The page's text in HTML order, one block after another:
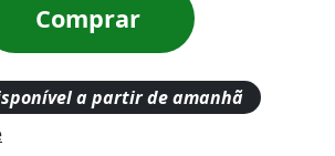
Comprar
a partir de amanhã